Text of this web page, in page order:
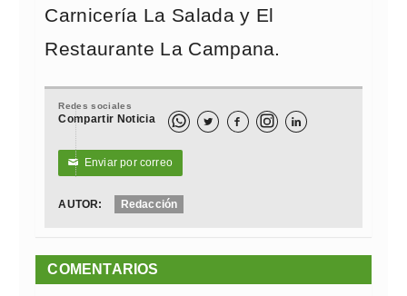
Carnicería La Salada y El
Restaurante La Campana.
Redes sociales
Compartir Noticia   
✉ Enviar por correo
AUTOR: Redacción
COMENTARIOS